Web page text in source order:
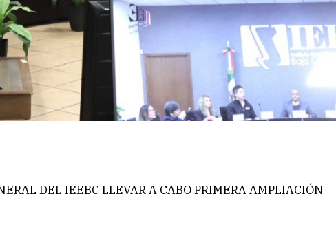
DEL IEEBC LLEVAR A CABO PRIMERA AMPLIACIÓN